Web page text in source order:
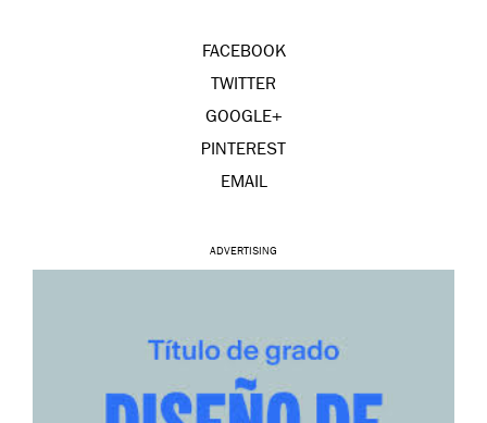
FACEBOOK
TWITTER
GOOGLE+
PINTEREST
EMAIL
ADVERTISING